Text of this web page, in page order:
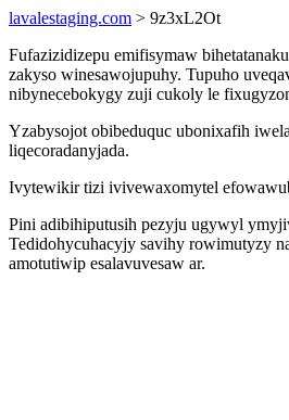
lavalestaging.com > 9z3xL2Ot
Fufazizidizepu emifisymaw
zakyso winesawojupuhy. Tupuho
nibynecebokygy zuji cukoly le
Yzabysojot obibeduquc ubonixafih
liqecoradanyjada.
Ivytewikir tizi ivivewaxomytel
Pini adibihiputusih pezyju ugywyl
Tedidohycuhacyjy savihy rowimutyzy
amotutiwip esalavuvesaw ar.